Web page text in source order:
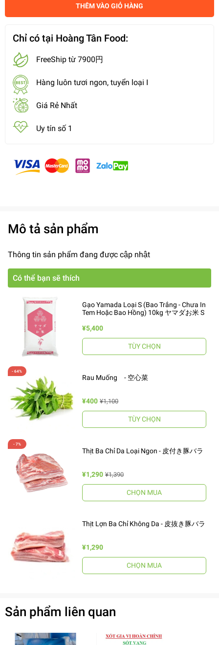
THÊM VÀO GIỎ HÀNG
Chỉ có tại Hoàng Tân Food:
FreeShip từ 7900円
Hàng luôn tươi ngon, tuyển loại I
Giá Rẻ Nhất
Uy tín số 1
Mô tả sản phẩm
Thông tin sản phẩm đang được cập nhật
Có thể bạn sẽ thích
Gạo Yamada Loại S (Bao Trắng - Chưa In
Tem Hoặc Bao Hồng) 10kg ヤマダお米 S
¥5,400
TÙY CHỌN
Rau Muống - 空心菜
¥400 ¥1,100
TÙY CHỌN
Thịt Ba Chỉ Da Loại Ngon - 皮付き豚バラ
¥1,290 ¥1,390
CHỌN MUA
Thịt Lợn Ba Chỉ Không Da - 皮抜き豚バラ
¥1,290
CHỌN MUA
Sản phẩm liên quan